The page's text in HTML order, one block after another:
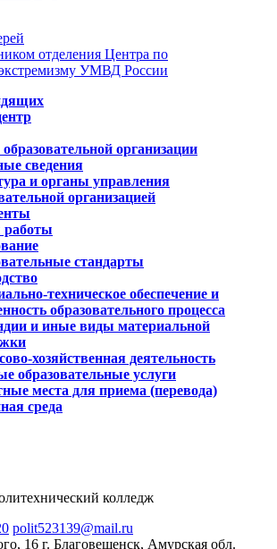
отделения Центра по
УМВД России
организации
сведения
и органы управления
организацией
стандарты
техническое обеспечение и
образовательного процесса
и иные виды материальной
хозяйственная деятельность
образовательные услуги
места для приема (перевода)
среда
колледж
polit523139@mail.ru
16 г. Благовещенск, Амурская обл.